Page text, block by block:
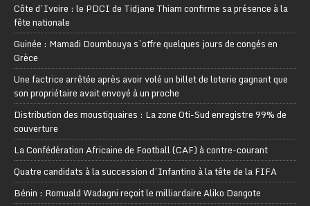
Côte d’Ivoire : le PDCI de Tidjane Thiam confirme sa présence à la
fête nationale
Guinée : Mamadi Doumbouya s’offre quelques jours de congés en
Grèce
Une factrice arrêtée après avoir volé un billet de loterie gagnant que
son propriétaire avait envoyé à un proche
Distribution des moustiquaires : La zone Oti-Sud enregistre 99% de
couverture
La Confédération Africaine de Football (CAF) à contre-courant
Quatre candidats à la succession d’Infantino à la tête de la FIFA
Bénin : Romuald Wadagni reçoit le milliardaire Aliko Dangote